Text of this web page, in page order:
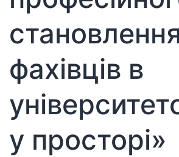
фахівців в
у просторі»